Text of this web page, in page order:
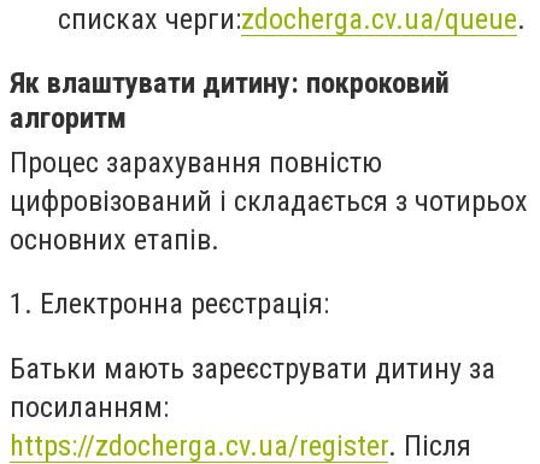
списках черги:zdocherga.cv.ua/queue.
Як влаштувати дитину: покроковий
алгоритм
Процес зарахування повністю
цифровізований і складається з чотирьох
основних етапів.
1. Електронна реєстрація:
Батьки мають зареєструвати дитину за
посиланням:
https://zdocherga.cv.ua/register. Після